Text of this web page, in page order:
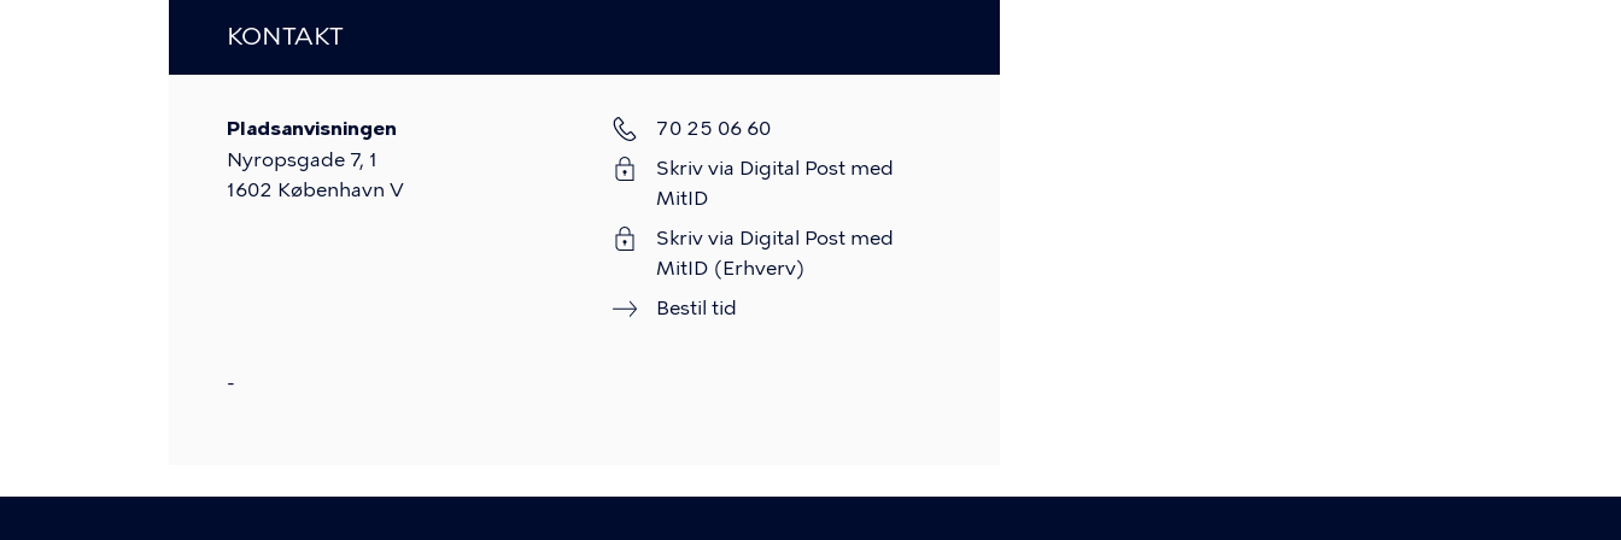
KONTAKT
Pladsanvisningen
Nyropsgade 7, 1
1602 København V
Telefon
70 25 06 60
Skriv via Digital Post med
MitID
Skriv via Digital Post med
MitID (Erhverv)
Bestil tid
-